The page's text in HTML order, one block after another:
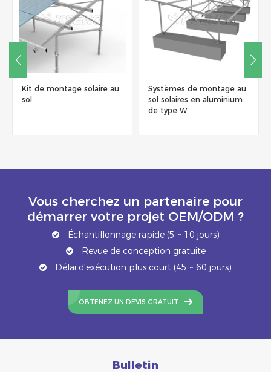
Kit de montage solaire au
sol
Systèmes de montage au
sol solaires en aluminium
de type W
Vous cherchez un partenaire pour
démarrer votre projet OEM/ODM ?
Échantillonnage rapide (5 ~ 10 jours)
Revue de conception gratuite
Délai d'exécution plus court (45 ~ 60 jours)
OBTENEZ UN DEVIS GRATUIT
Bulletin